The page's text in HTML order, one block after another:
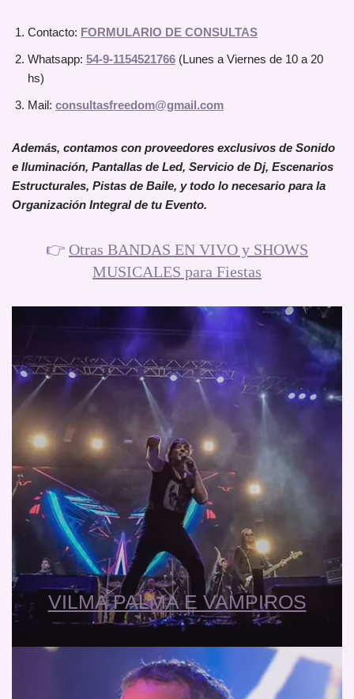
Contacto: FORMULARIO DE CONSULTAS
Whatsapp: 54-9-1154521766 (Lunes a Viernes de 10 a 20
hs)
Mail: consultasfreedom@gmail.com
Además, contamos con proveedores exclusivos de Sonido
e Iluminación, Pantallas de Led, Servicio de Dj, Escenarios
Estructurales, Pistas de Baile, y todo lo necesario para la
Organización Integral de tu Evento.
👉 Otras BANDAS EN VIVO y SHOWS
MUSICALES para Fiestas
VILMA PALMA E VAMPIROS